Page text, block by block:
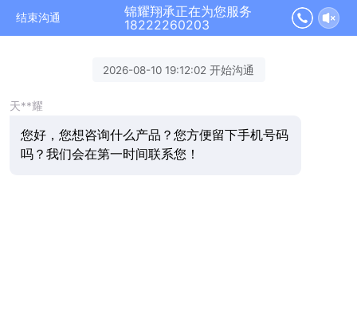
结束沟通
锦耀翔承正在为您服务
18222260203
2026-08-10 19:12:02 开始沟通
天**耀
您好，您想咨询什么产品？您方便留下手机号码
吗？我们会在第一时间联系您！